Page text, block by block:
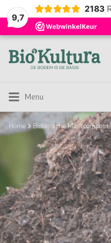
9,7
2183
Menu
Home Biologische Mestcompost